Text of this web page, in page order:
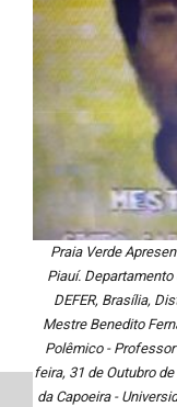
Praia Verde
Piauí.
DEFER, Brasília,
Mestre Benedito
Polêmico - Professor
feira, 31 de Outubro
da Capoeira -